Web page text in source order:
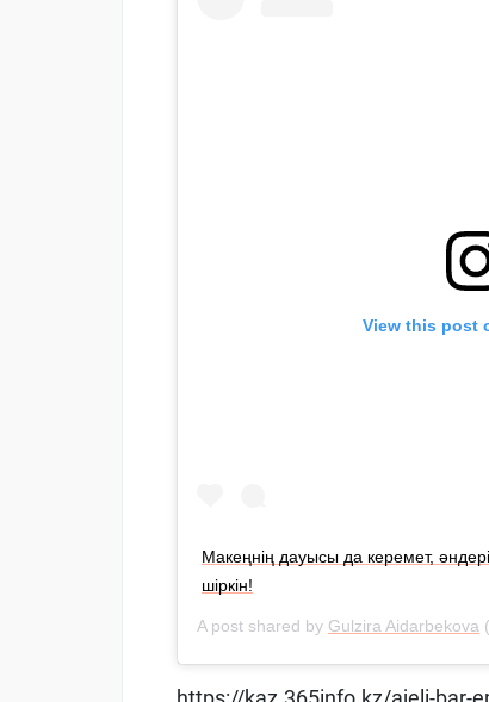
View this post
Макеңнің дауысы да керемет,
шіркін!
A post shared by Gulzira Aidarbekova